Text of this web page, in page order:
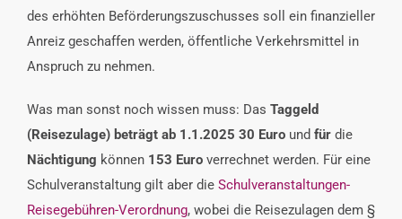
des erhöhten Beförderungszuschusses soll ein finanzieller
Anreiz geschaffen werden, öffentliche Verkehrsmittel in
Anspruch zu nehmen.
Was man sonst noch wissen muss: Das Taggeld
(Reisezulage) beträgt ab 1.1.2025 30 Euro und für die
Nächtigung können 153 Euro verrechnet werden. Für eine
Schulveranstaltung gilt aber die Schulveranstaltungen-
Reisegebühren-Verordnung, wobei die Reisezulagen dem §